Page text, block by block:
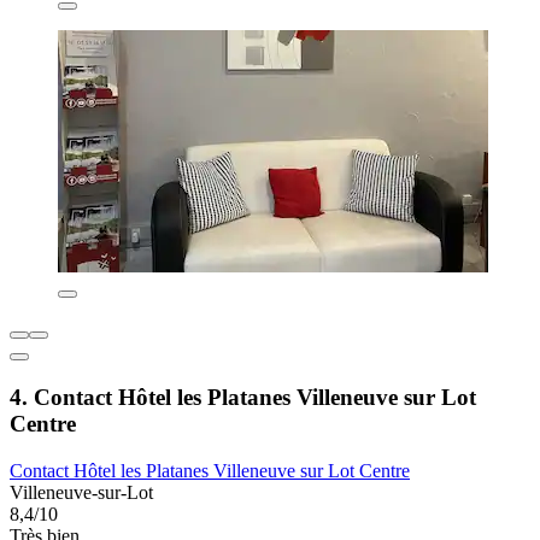
4. Contact Hôtel les Platanes Villeneuve sur Lot
Centre
Contact Hôtel les Platanes Villeneuve sur Lot Centre
Villeneuve-sur-Lot
8,4/10
Très bien